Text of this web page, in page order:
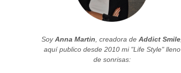
SoyAnna Martin , creadora de Addict Smile
aquí publico desde 2010 mi "Life Style" lleno
de sonrisas: